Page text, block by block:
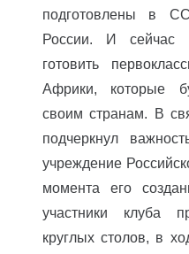
подготовлены в
России. И сейчас
готовить
Африки, которые
своим странам. В
подчеркнул
учреждение
момента его
участники клуба
круглых столов, в